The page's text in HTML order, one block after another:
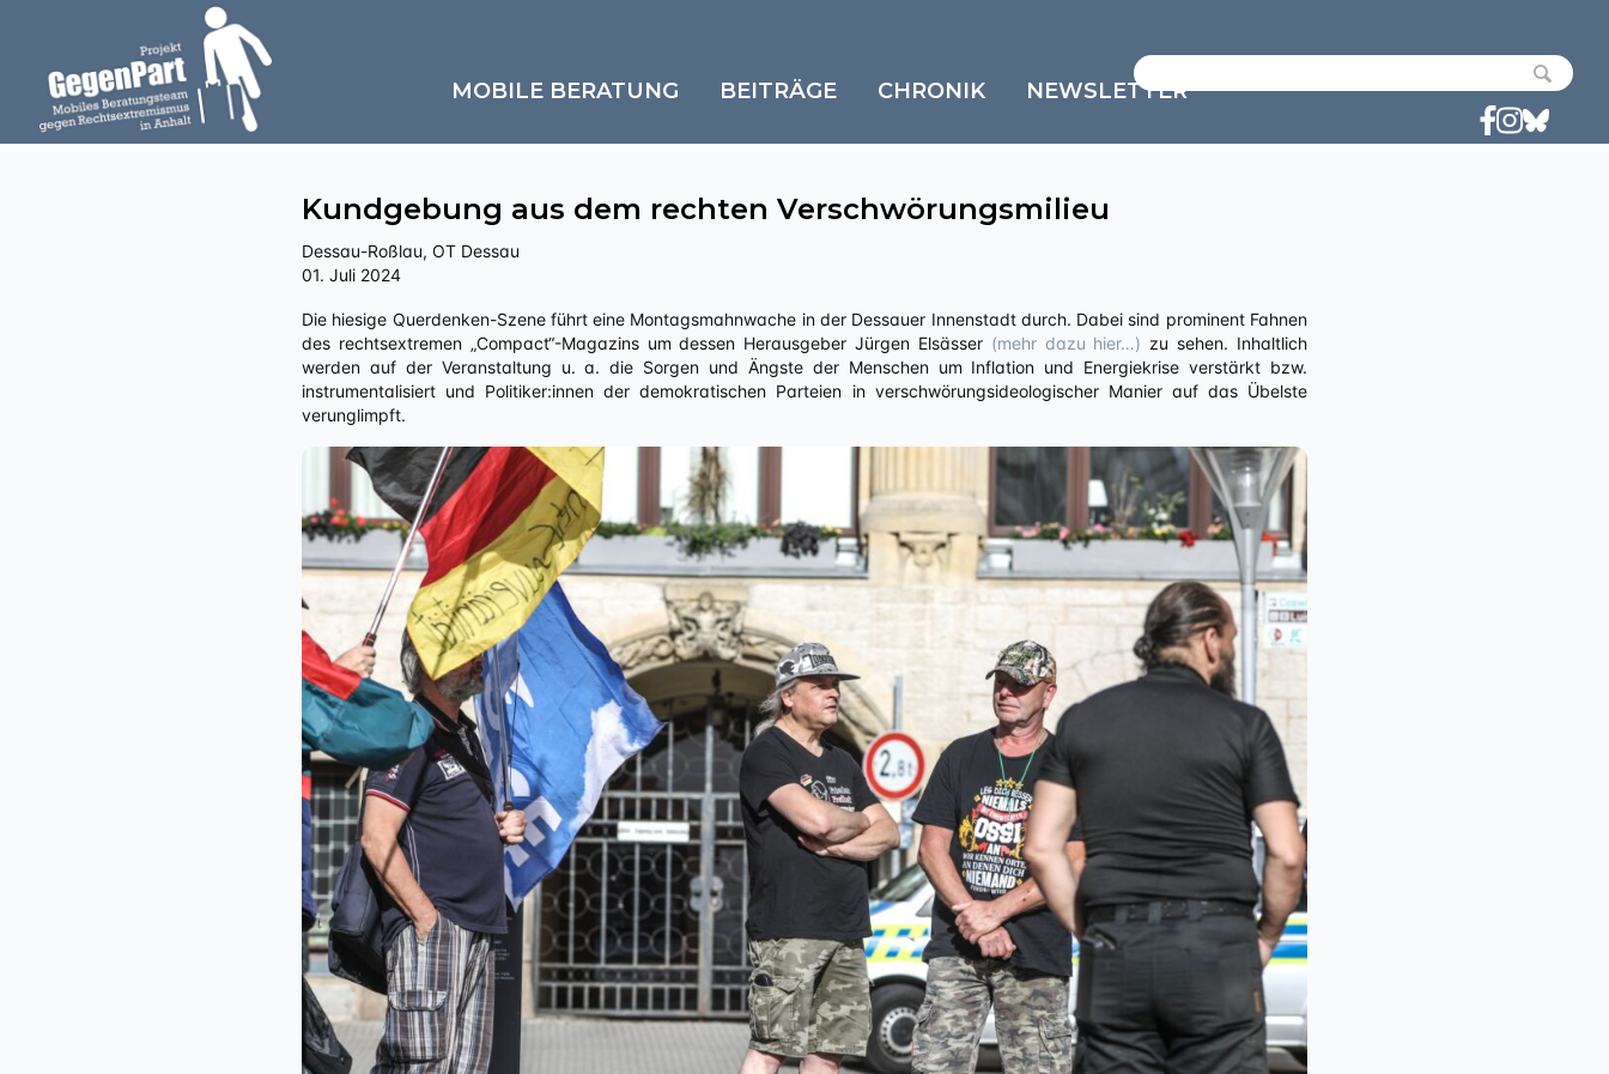
MOBILE BERATUNG BEITRÄGE CHRONIK NEWSLETTER
Kundgebung aus dem rechten Verschwörungsmilieu
Dessau-Roßlau, OT Dessau
01. Juli 2024
Die hiesige Querdenken-Szene führt eine Montagsmahnwache in der Dessauer Innenstadt durch. Dabei sind prominent Fahnen
des rechtsextremen „Compact“-Magazins um dessen Herausgeber Jürgen Elsässer (mehr dazu hier…) zu sehen. Inhaltlich
werden auf der Veranstaltung u. a. die Sorgen und Ängste der Menschen um Inflation und Energiekrise verstärkt bzw.
instrumentalisiert und Politiker:innen der demokratischen Parteien in verschwörungsideologischer Manier auf das Übelste
verunglimpft.